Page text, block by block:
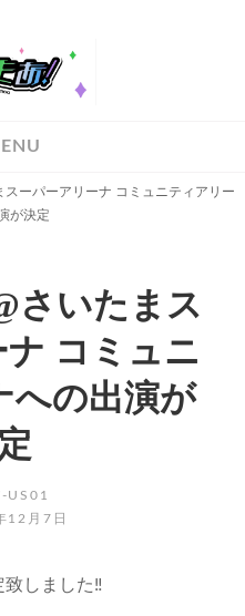
スーパーアリーナ コミュニティアリー
が決定
さいたまス
コミュニ
への出演が
US01
12月7日
しました‼️